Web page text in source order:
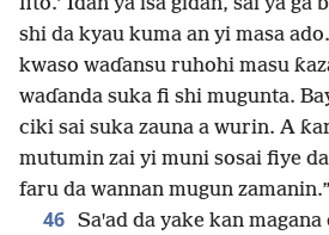
fito.’ Idan ya isa gidan, sai ya ga
shi da kyau kuma an yi masa ado.
kwaso waɗansu ruhohi masu
waɗanda suka fi shi mugunta.
ciki sai suka zauna a wurin. A
mutumin zai yi muni sosai fiye
faru da wannan mugun zamanin.”
46 Saꞌad da yake kan magana